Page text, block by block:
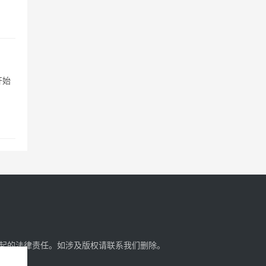
始
的法律责任。如涉及版权请联系我们删除。